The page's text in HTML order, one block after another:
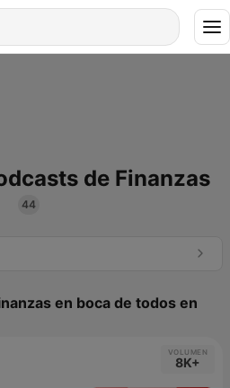
de Finanzas
44
en boca de todos en
VOLUMEN
8K+